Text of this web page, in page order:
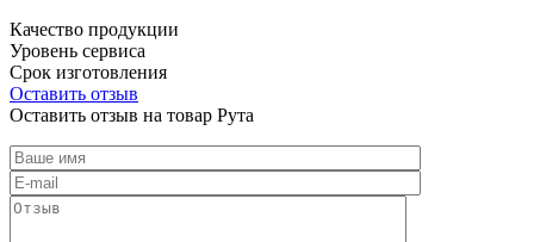
Качество продукции
Уровень сервиса
Срок изготовления
Оставить отзыв
Оставить отзыв на товар Рута